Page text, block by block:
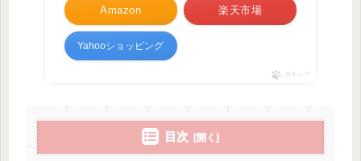
Amazon 楽天市場
Yahooショッピング
ポチップ
目次